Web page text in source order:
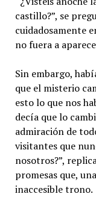
castillo?”, se
cuidadosamente
no fuera a
Sin embargo,
que el misterio
esto lo que nos
decía que lo
admiración de
visitantes que
nosotros?”,
promesas que,
inaccesible trono.